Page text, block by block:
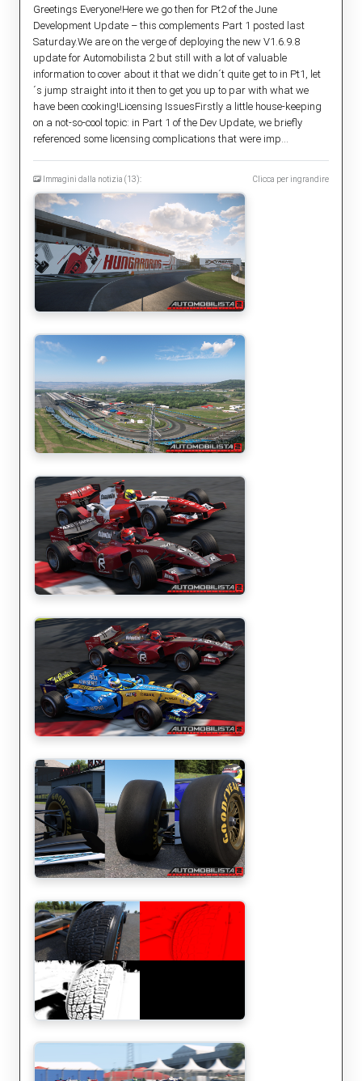
Greetings Everyone!Here we go then for Pt2 of the June
Development Update – this complements Part 1 posted last
Saturday.We are on the verge of deploying the new V1.6.9.8
update for Automobilista 2 but still with a lot of valuable
information to cover about it that we didn´t quite get to in Pt1, let
´s jump straight into it then to get you up to par with what we
have been cooking!Licensing IssuesFirstly a little house-keeping
on a not-so-cool topic: in Part 1 of the Dev Update, we briefly
referenced some licensing complications that were imp...
Immagini dalla notizia (13): Clicca per ingrandire